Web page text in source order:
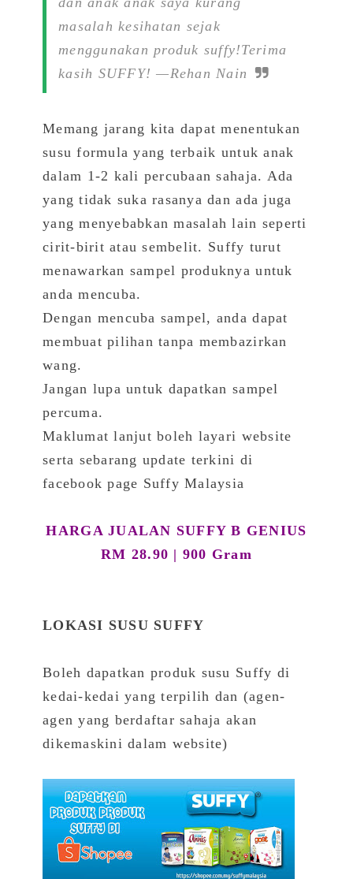
masalah kesihatan sejak
menggunakan produk suffy!Terima
kasih SUFFY! —Rehan Nain
Memang jarang kita dapat menentukan
susu formula yang terbaik untuk anak
dalam 1-2 kali percubaan sahaja. Ada
yang tidak suka rasanya dan ada juga
yang menyebabkan masalah lain seperti
cirit-birit atau sembelit. Suffy turut
menawarkan sampel produknya untuk
anda mencuba.
Dengan mencuba sampel, anda dapat
membuat pilihan tanpa membazirkan
wang.
Jangan lupa untuk dapatkan sampel
percuma.
Maklumat lanjut boleh layari website
serta sebarang update terkini di
facebook page Suffy Malaysia
HARGA JUALAN SUFFY B GENIUS
RM 28.90 | 900 Gram
LOKASI SUSU SUFFY
Boleh dapatkan produk susu Suffy di
kedai-kedai yang terpilih dan (agen-
agen yang berdaftar sahaja akan
dikemaskini dalam website)